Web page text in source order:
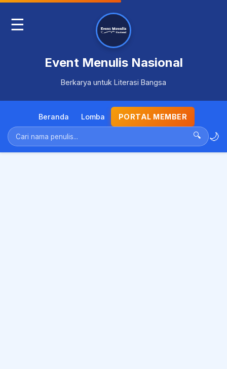
☰
Event Menulis Nasional
Berkarya untuk Literasi Bangsa
Beranda Lomba PORTAL MEMBER
🔍 🌙